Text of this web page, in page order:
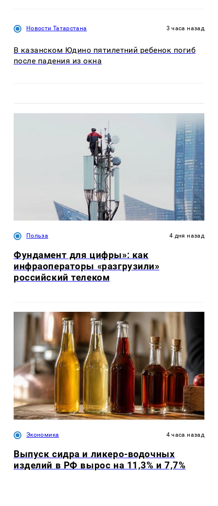
Новости Татарстана 3 часа назад
В казанском Юдино пятилетний ребенок погиб
после падения из окна
Польза 4 дня назад
Фундамент для цифры»: как
инфраоператоры «разгрузили»
российский телеком
Экономика 4 часа назад
Выпуск сидра и ликеро-водочных
изделий в РФ вырос на 11,3% и 7,7%